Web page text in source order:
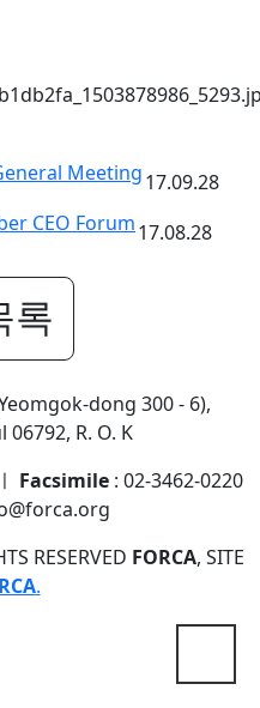
Meeting17.09.28
CEO Forum17.08.28
록
dong 300 - 6),
R. O. K
Facsimile: 02-3462-0220
RESERVED FORCA, SITE
.